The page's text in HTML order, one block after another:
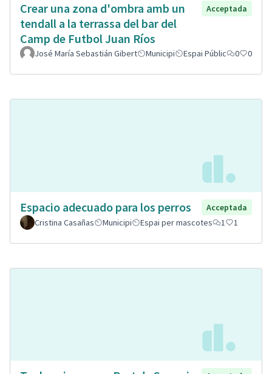
Crear una zona d'ombra amb un
tendall a la terrassa del bar del
Camp de Futbol Juan Ríos
Acceptada
José María Sebastián Gibert Municipi Espai Públic 0 0
Espacio adecuado para los perros
Acceptada
Cristina Casañas
Municipi Espai per mascotes 1 1